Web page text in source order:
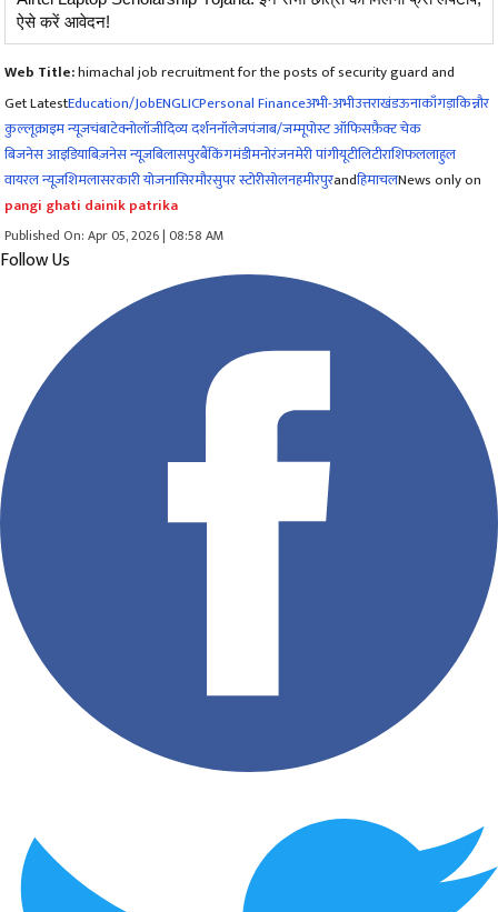
ऐसे करें आवेदन!
Web Title:himachal job recruitment for the posts of security guard and
Get LatestEducation/JobENGLICPersonal Financeअभी-अभीउत्तराखंडऊनाकाँगड़ाकिन्नौर
कुल्लूक्राइम न्यूजचंबाटेक्नोलॉजीदिव्य दर्शननॉलेजपंजाब/जम्मूपोस्ट ऑफिसफ़ैक्ट चेक
बिजनेस आइडियाबिज़नेस न्यूज़बिलासपुरबैंकिंगमंडीमनोरंजनमेरी पांगीयूटीलिटीराशिफललाहुल
वायरल न्यूज़शिमलासरकारी योजनासिरमौरसुपर स्टोरीसोलनहमीरपुरandहिमाचलNews only on
pangi ghati dainik patrika
Published On: Apr 05, 2026 | 08:58 AM
Follow Us